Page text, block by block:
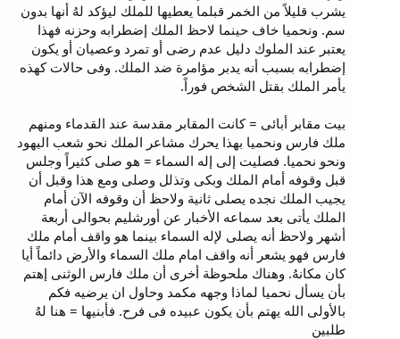
يشرب قليلاً من الخمر قبلما يعطيها للملك ليؤكد لهُ أنها بدون
سم. ونحميا خاف حينما لاحظ الملك إضطرابه وحزنه فهذا
يعتبر عند الملوك دليل عدم رضى أو تمرد وعصيان أو يكون
إضطرابه بسبب أنه يدبر مؤامرة ضد الملك. وفى حالات كهذه
يأمر الملك بقتل الشخص فوراً.
بيت مقابر أبائى = كانت المقابر مقدسة عند القدماء ومنهم
ملك فارس ونحميا بهذا يحرك مشاعر الملك نحو شعب اليهود
ونحو نحميا. فصليت إلى إله السماء = هو صلى كثيراً وجلس
قبل وقوفه أمام الملك وبكى وتذلل وصلى ومع هذا وقبل أن
يجيب الملك نجده يصلى ثانية ولاحظ أن وقوفه الآن أمام
الملك يأتى بعد سماعه الأخبار عن أورشليم بحوالى أربعة
أشهر ولاحظ أنه يصلى لإله السماء بينما هو واقف أمام ملك
فارس فهو يشعر أنه واقف امام ملك السماء والأرض دائماً أيا
كان مكانهُ. وهناك ملحوظة أخرى أن ملك فارس الوثنى إهتم
بأن يسأل نحميا لماذا وجهه مكمد وحاول ان يرضيه فكم
بالأولى الله يهتم بأن يكون عبيده فى فرح. فأبنيها = هنا لهُ
طلبين